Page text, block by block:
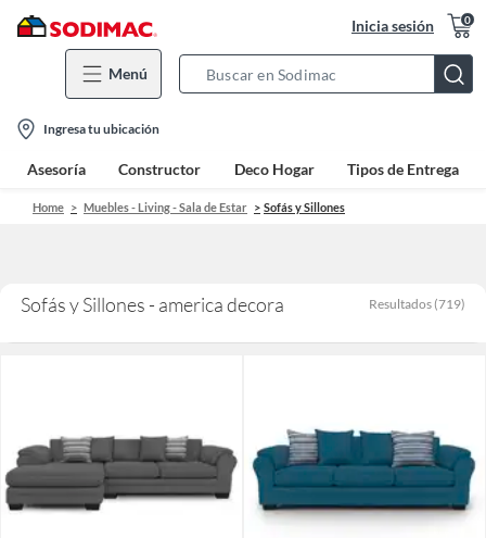
Inicia sesión 0
Menú
Bar
location-
icon
Ingresa tu ubicación
Asesoría Constructor Deco Hogar Tipos de Entrega
Home Muebles - Living - Sala de Estar Sofás y Sillones
Sofás y Sillones - america decora Resultados (719)